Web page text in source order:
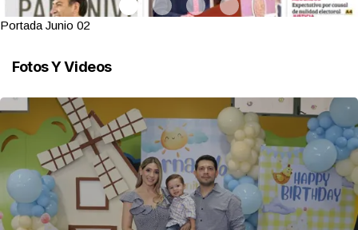
Portada Junio 02
Fotos Y Videos